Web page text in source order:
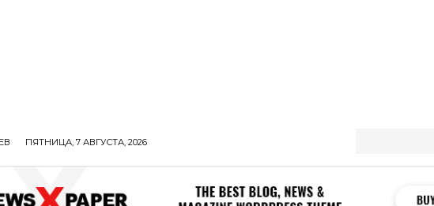
ПЯТНИЦА, 7 АВГУСТА, 2026